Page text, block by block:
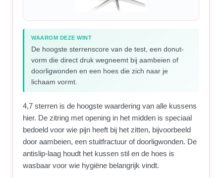
WAAROM DEZE WINT
De hoogste sterrenscore van de test, een donut-
vorm die direct druk wegneemt bij aambeien of
doorligwonden en een hoes die zich naar je
lichaam vormt.
4,7 sterren is de hoogste waardering van alle kussens
hier. De zitring met opening in het midden is speciaal
bedoeld voor wie pijn heeft bij het zitten, bijvoorbeeld
door aambeien, een stuitfractuur of doorligwonden. De
antislip-laag houdt het kussen stil en de hoes is
wasbaar voor wie hygiëne belangrijk vindt.